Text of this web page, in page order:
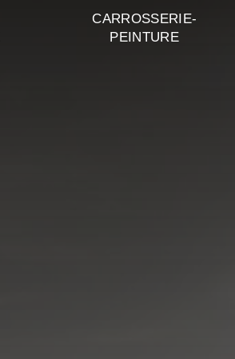
CARROSSERIE-
PEINTURE